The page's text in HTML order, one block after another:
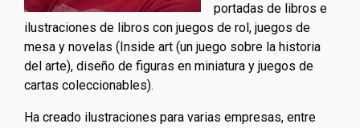
portadas de libros e
ilustraciones de libros con juegos de rol, juegos de
mesa y novelas (Inside art (un juego sobre la historia
del arte), diseño de figuras en miniatura y juegos de
cartas coleccionables).
Ha creado ilustraciones para varias empresas, entre